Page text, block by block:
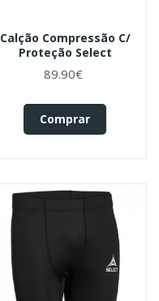
Calção Compressão C/
Proteção Select
89.90€
Comprar